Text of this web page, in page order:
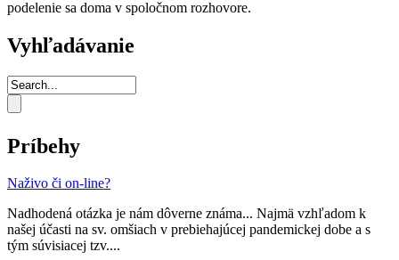
podelenie sa doma v spoločnom rozhovore.
Vyhľadávanie
Príbehy
Naživo či on-line?
Nadhodená otázka je nám dôverne známa... Najmä vzhľadom k
našej účasti na sv. omšiach v prebiehajúcej pandemickej dobe a s
tým súvisiacej tzv....